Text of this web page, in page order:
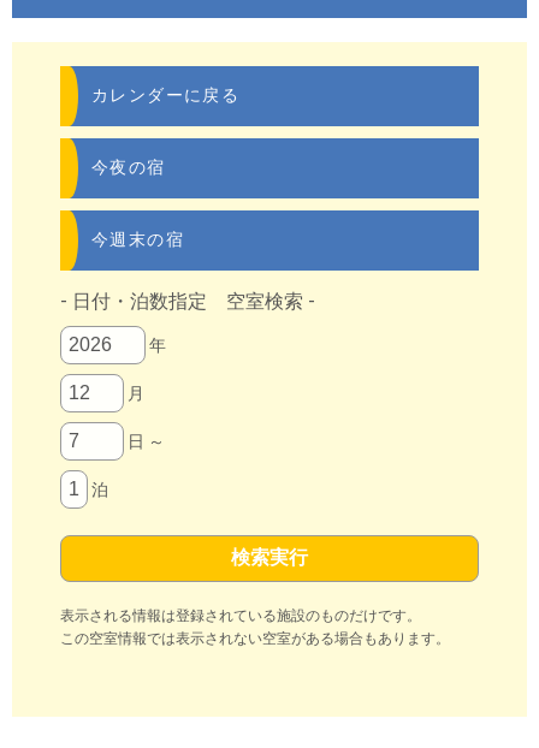
カレンダーに戻る
今夜の宿
今週末の宿
- 日付・泊数指定 空室検索 -
年
月
日 ～
泊
表示される情報は登録されている施設のものだけです。
この空室情報では表示されない空室がある場合もあります。